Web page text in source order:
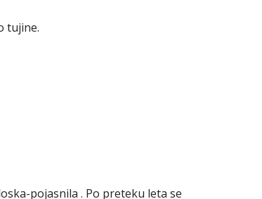
tujine.
pojasnila . Po preteku leta se